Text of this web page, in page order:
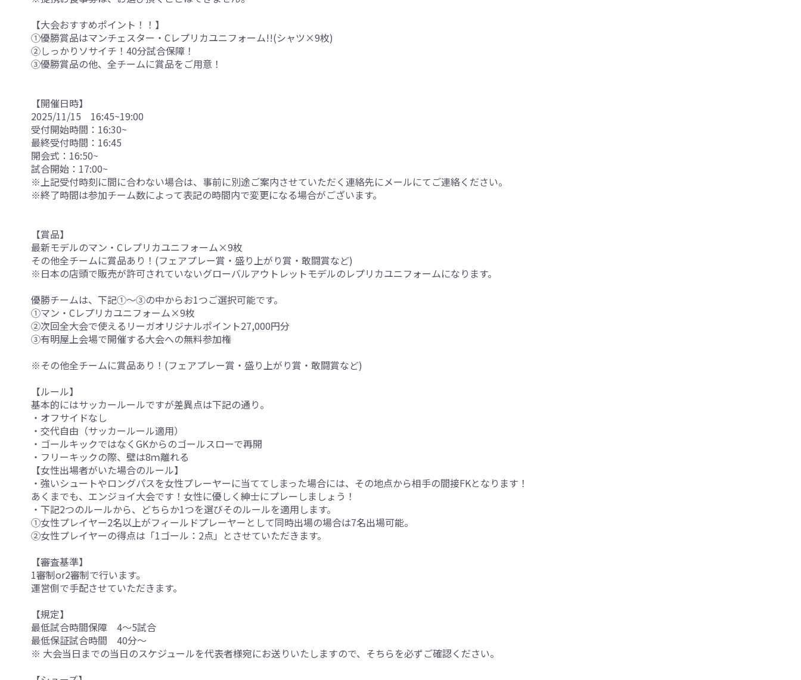
【大会おすすめポイント！！】
①優勝賞品はマンチェスター・Cレプリカユニフォーム!!(シャツ×9枚)
②しっかりソサイチ！40分試合保障！
③優勝賞品の他、全チームに賞品をご用意！
【開催日時】
2025/11/15 16:45~19:00
受付開始時間：16:30~
最終受付時間：16:45
開会式：16:50~
試合開始：17:00~
※上記受付時刻に間に合わない場合は、事前に別途ご案内させていただく連絡先にメールにてご連絡ください。
※終了時間は参加チーム数によって表記の時間内で変更になる場合がございます。
【賞品】
最新モデルのマン・Cレプリカユニフォーム×9枚
その他全チームに賞品あり！(フェアプレー賞・盛り上がり賞・敢闘賞など)
※日本の店頭で販売が許可されていないグローバルアウトレットモデルのレプリカユニフォームになります。
優勝チームは、下記①～③の中からお1つご選択可能です。
①マン・Cレプリカユニフォーム×9枚
②次回全大会で使えるリーガオリジナルポイント27,000円分
③有明屋上会場で開催する大会への無料参加権
※その他全チームに賞品あり！(フェアプレー賞・盛り上がり賞・敢闘賞など)
【ルール】
基本的にはサッカールールですが差異点は下記の通り。
・オフサイドなし
・交代自由（サッカールール適用）
・ゴールキックではなくGKからのゴールスローで再開
・フリーキックの際、壁は8ｍ離れる
【女性出場者がいた場合のルール】
・強いシュートやロングパスを女性プレーヤーに当ててしまった場合には、その地点から相手の間接FKとなります！
あくまでも、エンジョイ大会です！女性に優しく紳士にプレーしましょう！
・下記2つのルールから、どちらか1つを選びそのルールを適用します。
①女性プレイヤー2名以上がフィールドプレーヤーとして同時出場の場合は7名出場可能。
②女性プレイヤーの得点は「1ゴール：2点」とさせていただきます。
【審査基準】
1審制or2審制で行います。
運営側で手配させていただきます。
【規定】
最低試合時間保障 4～5試合
最低保証試合時間 40分～
※ 大会当日までの当日のスケジュールを代表者様宛にお送りいたしますので、そちらを必ずご確認ください。